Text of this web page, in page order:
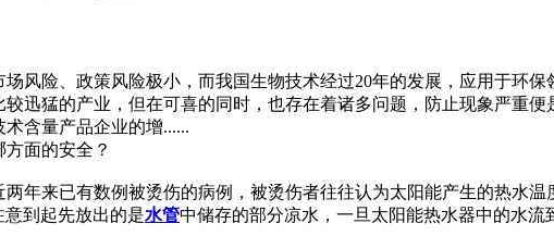
风险、政策风险极小，而我国生物技术经过20年的发展，应用于环
迅猛的产业，但在可喜的同时，也存在着诸多问题，防止现象严重
含量产品企业的增......
面的安全？
年来已有数例被烫伤的病例，被烫伤者往往认为太阳能产生的热水
到起先放出的是水管中储存的部分凉水，一旦太阳能热水器中的水